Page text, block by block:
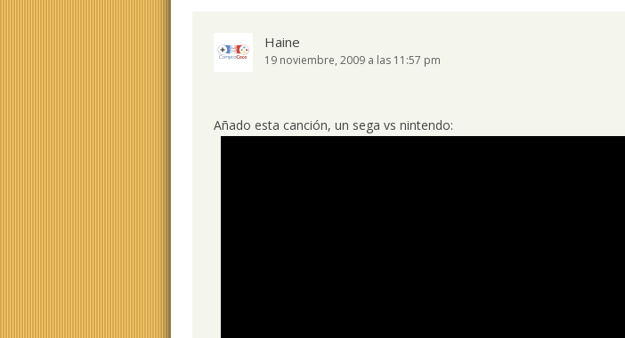
Haine
19 noviembre, 2009 a las 11:57 pm
Añado esta canción, un sega vs nintendo: